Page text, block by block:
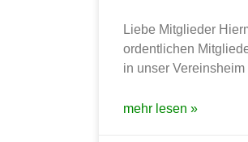
Liebe Mitglieder
ordentlichen
in unser
mehr lesen »